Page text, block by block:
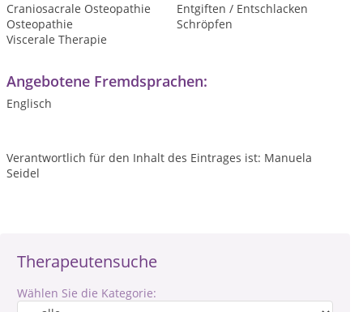
Therapeutensuche
Wählen Sie die Kategorie:
Craniosacrale Osteopathie
Entgiften / Entschlacken
Osteopathie
Schröpfen
Viscerale Therapie
Angebotene Fremdsprachen:
Englisch
Verantwortlich für den Inhalt des Eintrages ist: Manuela
Seidel